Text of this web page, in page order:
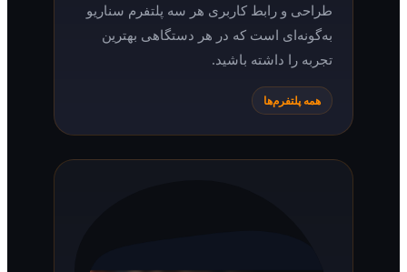
طراحی و رابط کاربری هر سه پلتفرم سناریو
به‌گونه‌ای است که در هر دستگاهی بهترین
تجربه را داشته باشید.
همه پلتفرم‌ها